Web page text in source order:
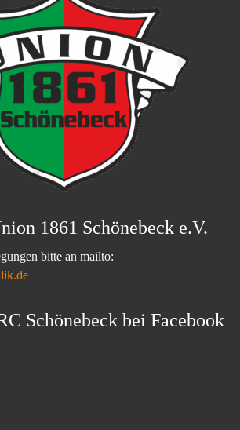
1861 Schönebeck e.V.
bitte an mailto:
Schönebeck bei Facebook